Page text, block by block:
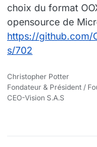
choix du format
opensource de
https://github.com/
s/702
Christopher Potter
Fondateur & Président /
CEO-Vision S.A.S